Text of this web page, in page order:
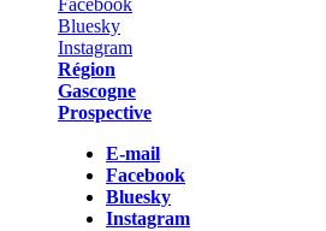
Région
Gascogne
Prospective
E-mail
Facebook
Bluesky
Instagram